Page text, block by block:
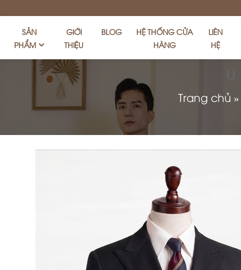
SẢN
PHẨM
GIỚI
THIỆU
BLOG
HỆ THỐNG CỬA
HÀNG
LIÊN
HỆ
Trang chủ »